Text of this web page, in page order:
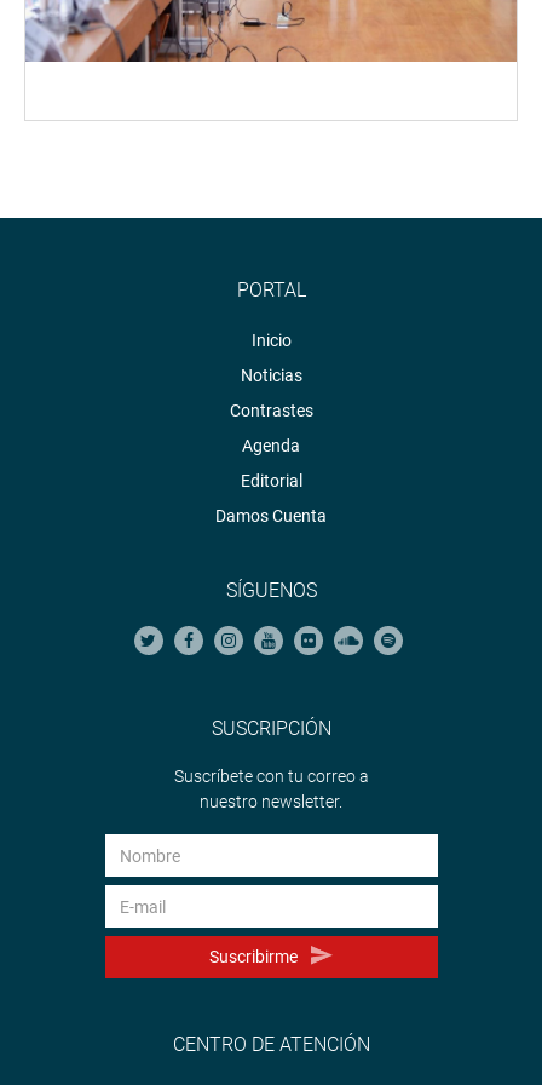
PORTAL
Inicio
Noticias
Contrastes
Agenda
Editorial
Damos Cuenta
SÍGUENOS
SUSCRIPCIÓN
Suscríbete con tu correo a
nuestro newsletter.
Suscribirme
CENTRO DE ATENCIÓN